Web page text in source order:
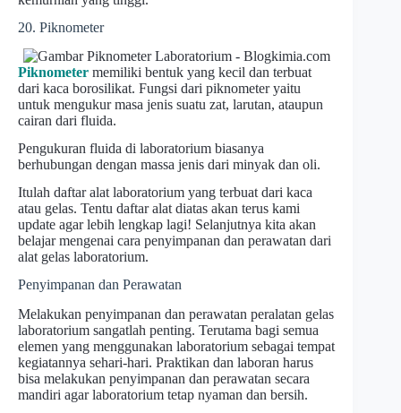
20. Piknometer
Piknometer memiliki bentuk yang kecil dan terbuat
dari kaca borosilikat. Fungsi dari piknometer yaitu
untuk mengukur masa jenis suatu zat, larutan, ataupun
cairan dari fluida.
Pengukuran fluida di laboratorium biasanya
berhubungan dengan massa jenis dari minyak dan oli.
Itulah daftar alat laboratorium yang terbuat dari kaca
atau gelas. Tentu daftar alat diatas akan terus kami
update agar lebih lengkap lagi! Selanjutnya kita akan
belajar mengenai cara penyimpanan dan perawatan dari
alat gelas laboratorium.
Penyimpanan dan Perawatan
Melakukan penyimpanan dan perawatan peralatan gelas
laboratorium sangatlah penting. Terutama bagi semua
elemen yang menggunakan laboratorium sebagai tempat
kegiatannya sehari-hari. Praktikan dan laboran harus
bisa melakukan penyimpanan dan perawatan secara
mandiri agar laboratorium tetap nyaman dan bersih.